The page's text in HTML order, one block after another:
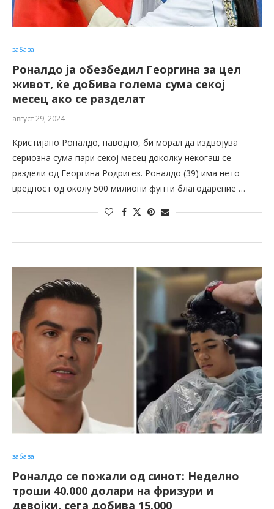
забава
Роналдо ја обезбедил Георгина за цел
живот, ќе добива голема сума секој
месец ако се разделат
август 29, 2024
Кристијано Роналдо, наводно, би морал да издвојува
сериозна сума пари секој месец доколку некогаш се
раздели од Георгина Родригез. Роналдо (39) има нето
вредност од околу 500 милиони фунти благодарение …
забава
Роналдо се пожали од синот: Неделно
троши 40.000 долари на фризури и
девојки, сега добива 15.000